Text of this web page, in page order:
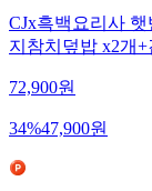
CJx흑백요리사
지참치덮밥 x2개
72,900원
34%47,900원